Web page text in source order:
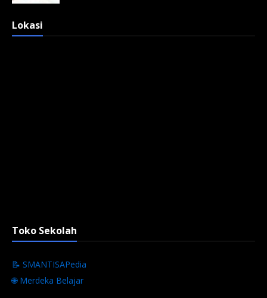
Lokasi
Toko Sekolah
📝 SMANTISAPedia
🌐 Merdeka Belajar